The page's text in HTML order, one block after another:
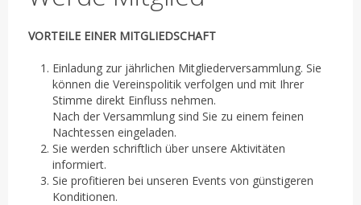
VORTEILE EINER MITGLIEDSCHAFT
Einladung zur jährlichen Mitgliederversammlung. Sie
können die Vereinspolitik verfolgen und mit Ihrer
Stimme direkt Einfluss nehmen.
Nach der Versammlung sind Sie zu einem feinen
Nachtessen eingeladen.
Sie werden schriftlich über unsere Aktivitäten
informiert.
Sie profitieren bei unseren Events von günstigeren
Konditionen.